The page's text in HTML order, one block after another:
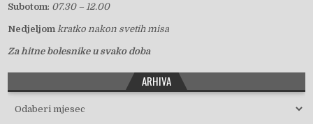
Subotom: 07.30 – 12.00
Nedjeljom kratko nakon svetih misa
Za hitne bolesnike u svako doba
ARHIVA
Arhiva